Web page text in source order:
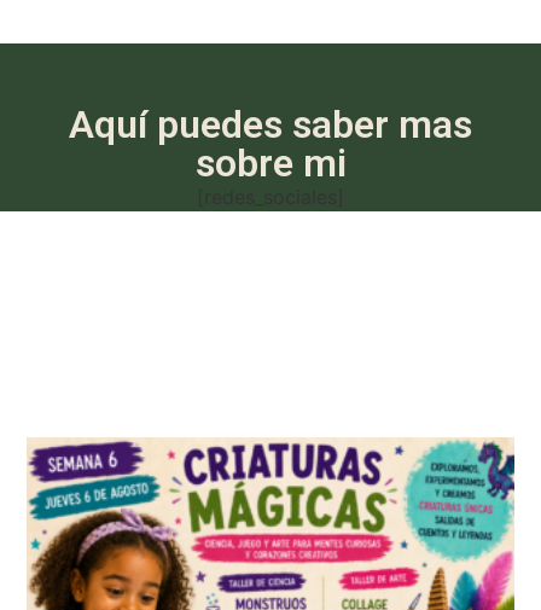
Aquí puedes saber mas
sobre mi